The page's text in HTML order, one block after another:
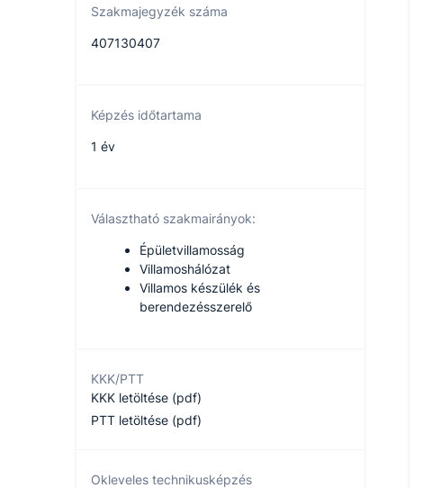
Szakmajegyzék száma
407130407
Képzés időtartama
1 év
Választható szakmairányok:
Épületvillamosság
Villamoshálózat
Villamos készülék és
berendezésszerelő
KKK/PTT
KKK letöltése (pdf)
PTT letöltése (pdf)
Okleveles technikusképzés